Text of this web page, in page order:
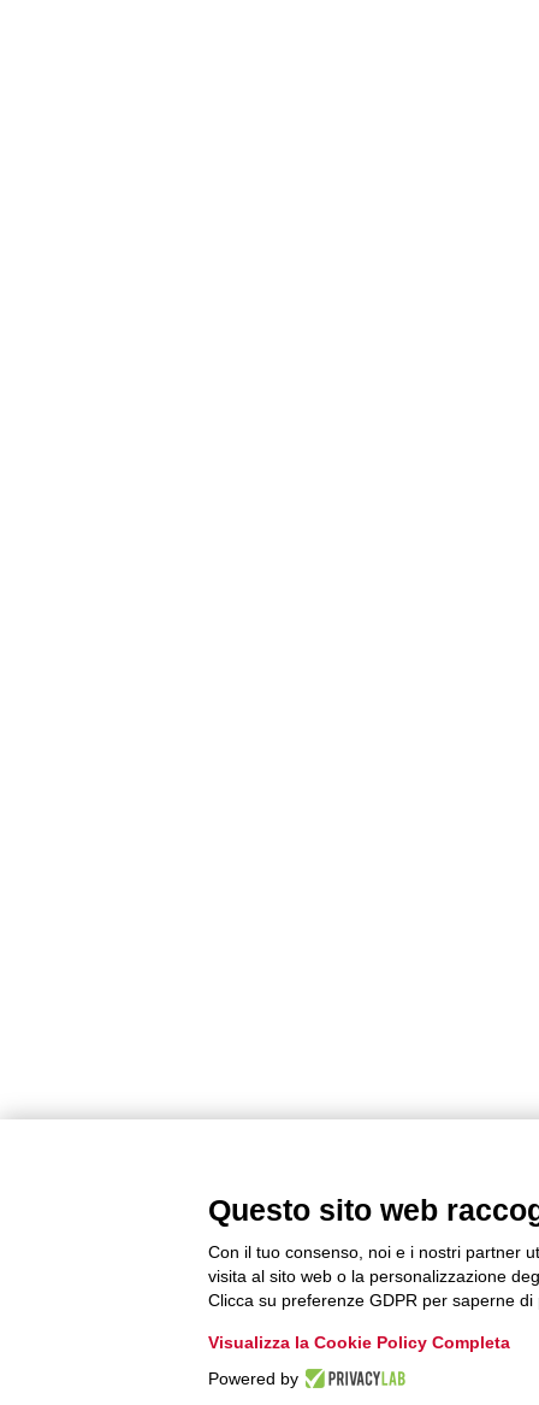
Questo sito web
Con il tuo consenso, noi e i nostri partner
visita al sito web o la personalizzazione
Clicca su preferenze GDPR per saperne di
Visualizza la Cookie Policy Completa
Powered by